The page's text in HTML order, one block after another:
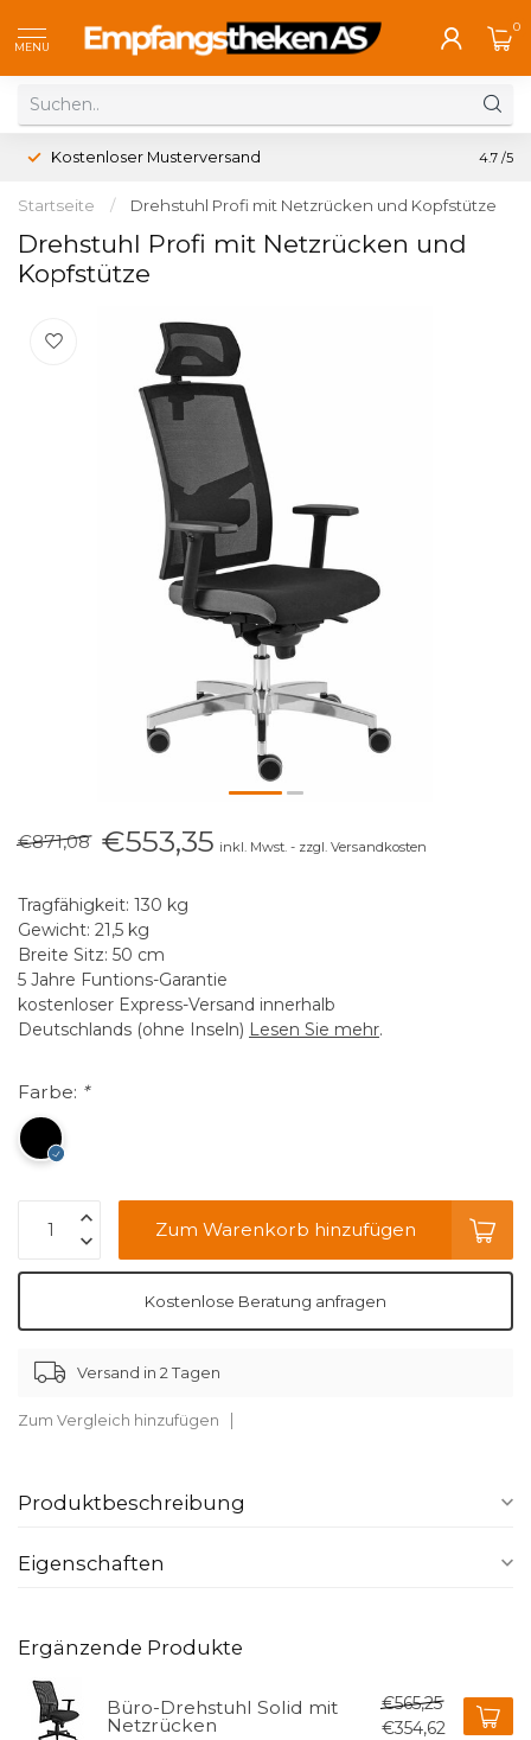
MENU
0
Kostenloser Musterversand 4.7 /5
Startseite / Drehstuhl Profi mit Netzrücken und Kopfstütze
Drehstuhl Profi mit Netzrücken und
Kopfstütze
€871,08 €553,35 inkl. Mwst. - zzgl. Versandkosten
Tragfähigkeit: 130 kg
Gewicht: 21,5 kg
Breite Sitz: 50 cm
5 Jahre Funtions-Garantie
kostenloser Express-Versand innerhalb
Deutschlands (ohne Inseln) Lesen Sie mehr.
Farbe: *
Zum Warenkorb hinzufügen
Kostenlose Beratung anfragen
Versand in 2 Tagen
Zum Vergleich hinzufügen
Produktbeschreibung
Eigenschaften
Ergänzende Produkte
Büro-Drehstuhl Solid mit
Netzrücken
€565,25
€354,62